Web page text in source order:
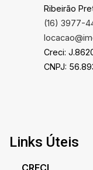
Ribeirão
(16) 3977-
Creci:
CNPJ:
Links Úteis